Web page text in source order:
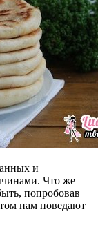
и
Что же
попробовав
нам поведают